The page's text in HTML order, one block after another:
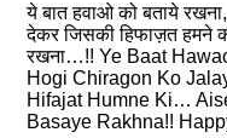
ये बात हवाओ को बताये
देकर जिसकी हिफाज़त हमने
रखना…!! Ye Baat
Hogi Chiragon Ko
Hifajat Humne Ki…
Basaye Rakhna!!